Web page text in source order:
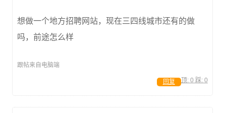
想做一个地方招聘网站，现在三四线城市还有的做
吗，前途怎么样
跟帖来自电脑端
顶: 0 踩: 0
回复